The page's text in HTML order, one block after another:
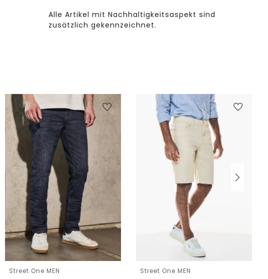
Alle Artikel mit Nachhaltigkeitsaspekt sind
zusätzlich gekennzeichnet.
Street One MEN Street One MEN